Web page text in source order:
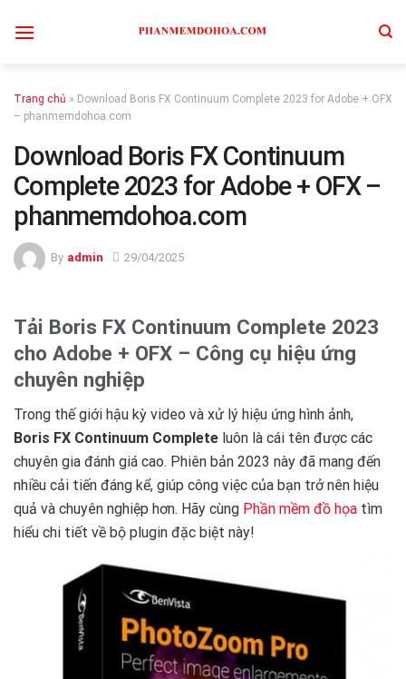
Trang chủ » Download Boris FX Continuum Complete 2023 for Adobe + OFX
– phanmemdohoa.com
Download Boris FX Continuum
Complete 2023 for Adobe + OFX –
phanmemdohoa.com
By admin 29/04/2025
Tải Boris FX Continuum Complete 2023
cho Adobe + OFX – Công cụ hiệu ứng
chuyên nghiệp
Trong thế giới hậu kỳ video và xử lý hiệu ứng hình ảnh,
Boris FX Continuum Complete luôn là cái tên được các
chuyên gia đánh giá cao. Phiên bản 2023 này đã mang đến
nhiều cải tiến đáng kể, giúp công việc của bạn trở nên hiệu
quả và chuyên nghiệp hơn. Hãy cùng Phần mềm đồ họa tìm
hiểu chi tiết về bộ plugin đặc biệt này!